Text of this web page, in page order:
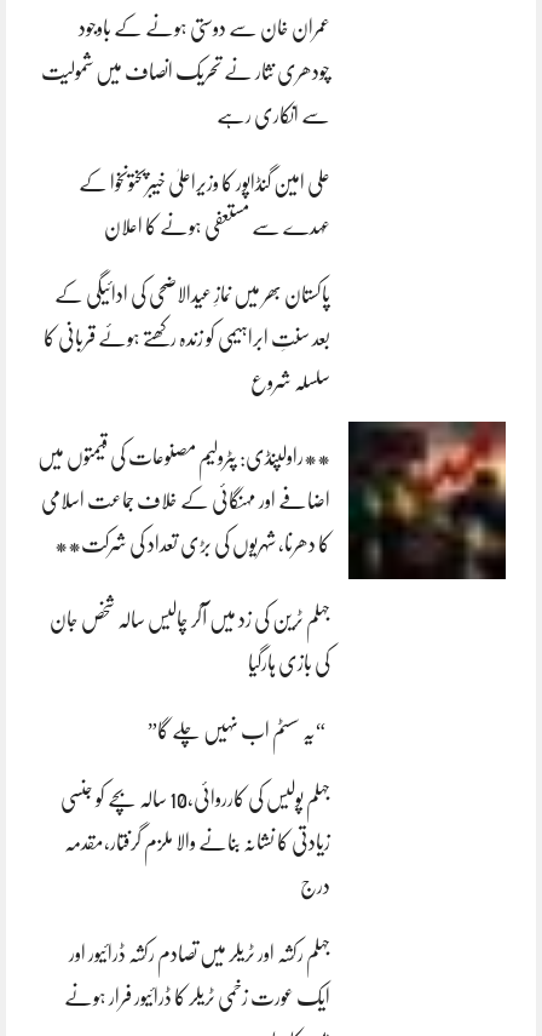
عمران خان سے دوستی ہونے کے باوجود
چودھری نثار نے تحریک انصاف میں شمولیت
سے انکاری رہے
علی امین گنڈاپور کا وزیراعلیٰ خیبرپختونخوا کے
عہدے سے مستعفی ہونے کا اعلان
پاکستان بھر میں نمازِ عیدالاضحی کی ادائیگی کے
بعد سنتِ ابراہیمی کو زندہ رکھتے ہوئے قربانی کا
سلسلہ شروع
**راولپنڈی: پٹرولیم مصنوعات کی قیمتوں میں
اضافے اور مہنگائی کے خلاف جماعت اسلامی
کا دھرنا، شہریوں کی بڑی تعداد کی شرکت**
جہلم ٹرین کی زد میں آکر چالیس سالہ شخص جان
کی بازی ہارگیا
“یہ سسٹم اب نہیں چلے گا”
جہلم پولیس کی کارروائی،10 سالہ بچے کو جنسی
زیادتی کا نشانہ بنانے والا ملزم گرفتار،مقدمہ
درج
جہلم رکشہ اور ٹریلر میں تصادم رکشہ ڈرائیور اور
ایک عورت زخمی ٹریلر کا ڈرائیور فرار ہونے